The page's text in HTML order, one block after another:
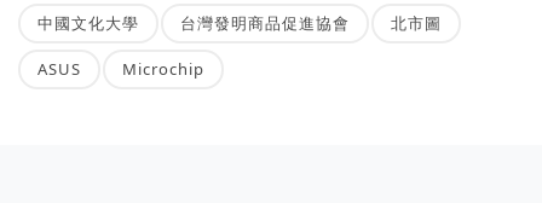
中國文化大學 台灣發明商品促進協會 北市圖
ASUS Microchip